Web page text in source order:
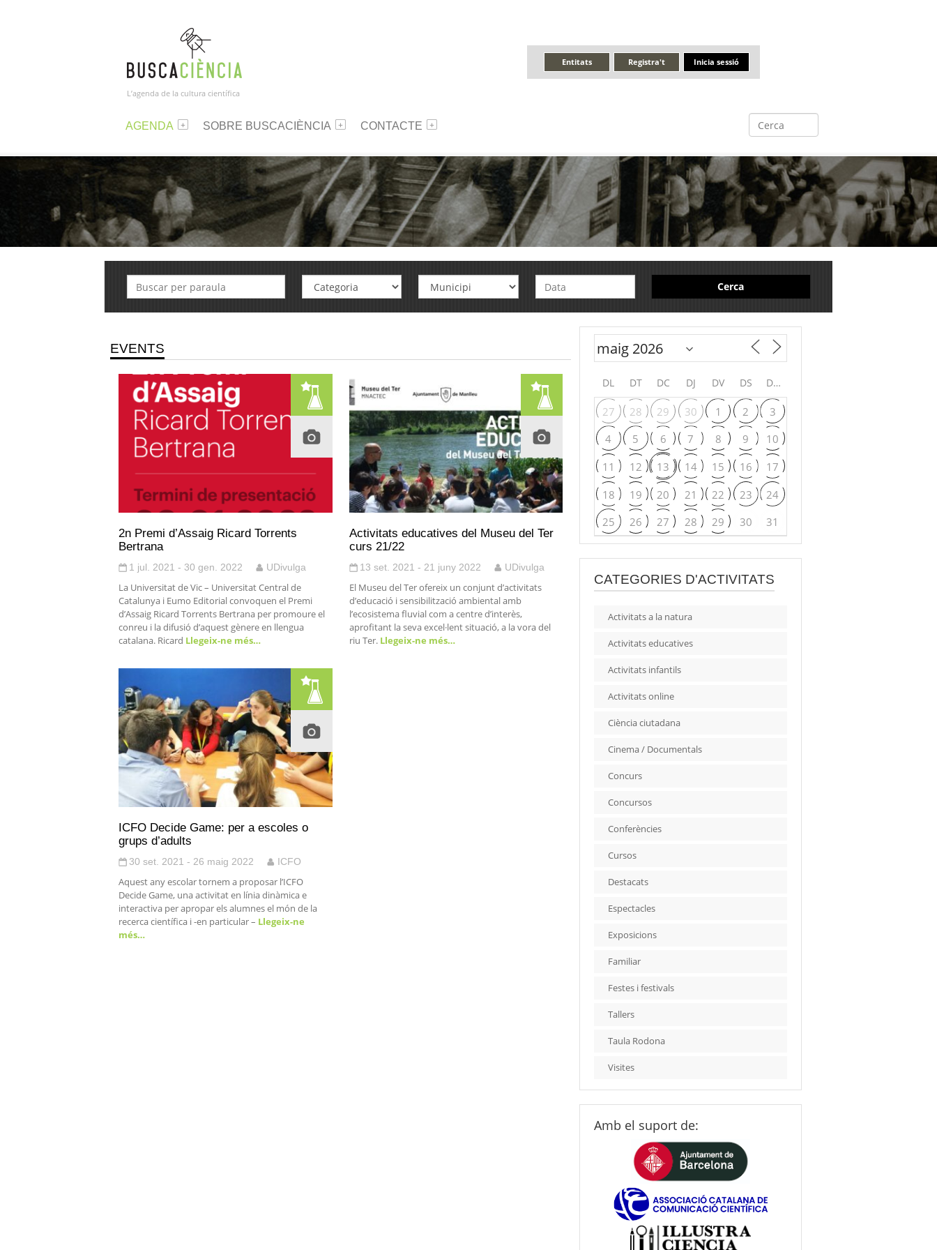
L’agenda de la cultura científica
Inicia sessió
Registra't
Entitats
AGENDA SOBRE BUSCACIÈNCIA CONTACTE
Cerca
EVENTS
2n Premi d’Assaig Ricard Torrents
Bertrana
1 jul. 2021 - 30 gen. 2022 UDivulga
La Universitat de Vic – Universitat Central de
Catalunya i Eumo Editorial convoquen el Premi
d’Assaig Ricard Torrents Bertrana per promoure el
conreu i la difusió d’aquest gènere en llengua
catalana. Ricard Llegeix-ne més…
Activitats educatives del Museu del Ter
curs 21/22
13 set. 2021 - 21 juny 2022 UDivulga
El Museu del Ter ofereix un conjunt d’activitats
d’educació i sensibilització ambiental amb
l’ecosistema fluvial com a centre d’interès,
aprofitant la seva excel·lent situació, a la vora del
riu Ter.Llegeix-ne més…
ICFO Decide Game: per a escoles o
grups d’adults
30 set. 2021 - 26 maig 2022 ICFO
Aquest any escolar tornem a proposar l’ICFO
Decide Game, una activitat en línia dinàmica e
interactiva per apropar els alumnes el món de la
recerca científica i -en particular – Llegeix-ne
més…
DL DT DC DJ DV DS DG
27 28 29 30 1 2
3
4
5 6 7 8 9
10
11
12 13 14 15 16
17
18
19 20 21 22 23
24
25
26 27 28 29 30 31
CATEGORIES D'ACTIVITATS
Activitats a la natura
Activitats educatives
Activitats infantils
Activitats online
Ciència ciutadana
Cinema / Documentals
Concurs
Concursos
Conferències
Cursos
Destacats
Espectacles
Exposicions
Familiar
Festes i festivals
Tallers
Taula Rodona
Visites
Amb el suport de: